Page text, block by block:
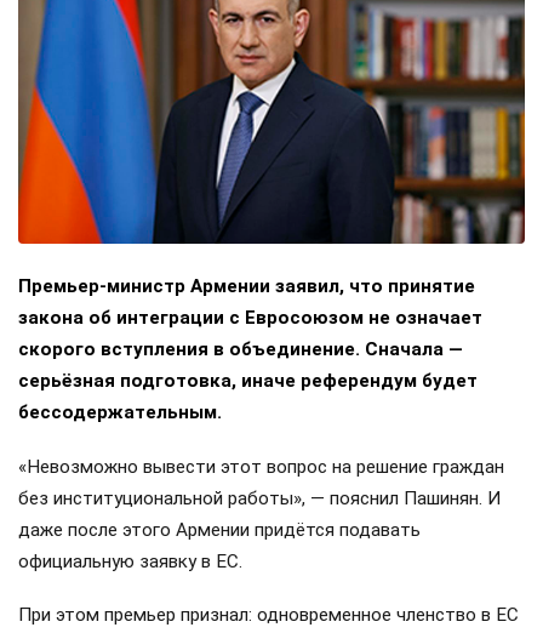
Премьер-министр Армении заявил, что принятие
закона об интеграции с Евросоюзом не означает
скорого вступления в объединение. Сначала —
серьёзная подготовка, иначе референдум будет
бессодержательным.
«Невозможно вывести этот вопрос на решение граждан
без институциональной работы», — пояснил Пашинян. И
даже после этого Армении придётся подавать
официальную заявку в ЕС.
При этом премьер признал: одновременное членство в ЕС